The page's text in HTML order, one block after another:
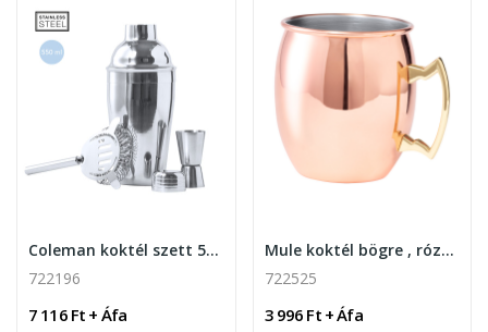
Coleman koktél szett 550ml, ezüst
722196
7 116 Ft + Áfa
Mule koktél bögre , rózsaszín
722525
3 996 Ft + Áfa